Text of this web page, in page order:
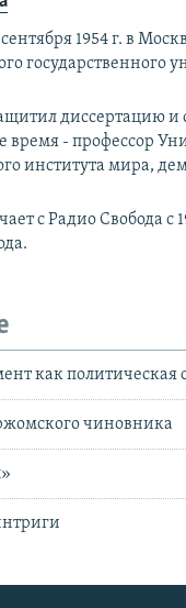
1954 г. в
государственного
диссертацию
время - профессор
института мира,
с Радио Свобода с
как политическая
чиновника